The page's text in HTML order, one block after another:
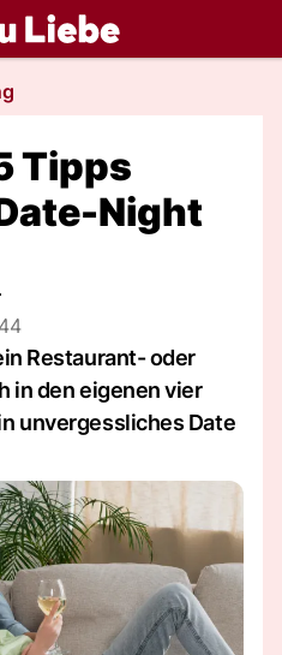
Tipps
Night
Restaurant- oder
in den eigenen vier
unvergessliches Date